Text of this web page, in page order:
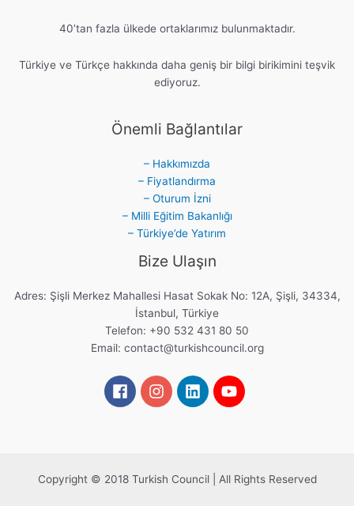
40’tan fazla ülkede ortaklarımız bulunmaktadır.
Türkiye ve Türkçe hakkında daha geniş bir bilgi birikimini teşvik
ediyoruz.
Önemli Bağlantılar
– Hakkımızda
– Fiyatlandırma
– Oturum İzni
– Milli Eğitim Bakanlığı
– Türkiye’de Yatırım
Bize Ulaşın
Adres: Şişli Merkez Mahallesi Hasat Sokak No: 12A, Şişli, 34334,
İstanbul, Türkiye
Telefon: +90 532 431 80 50
Email: contact@turkishcouncil.org
Copyright © 2018 Turkish Council | All Rights Reserved